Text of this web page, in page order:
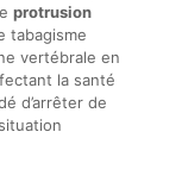
protrusion
tabagisme
vertébrale en
la santé
d’arrêter de